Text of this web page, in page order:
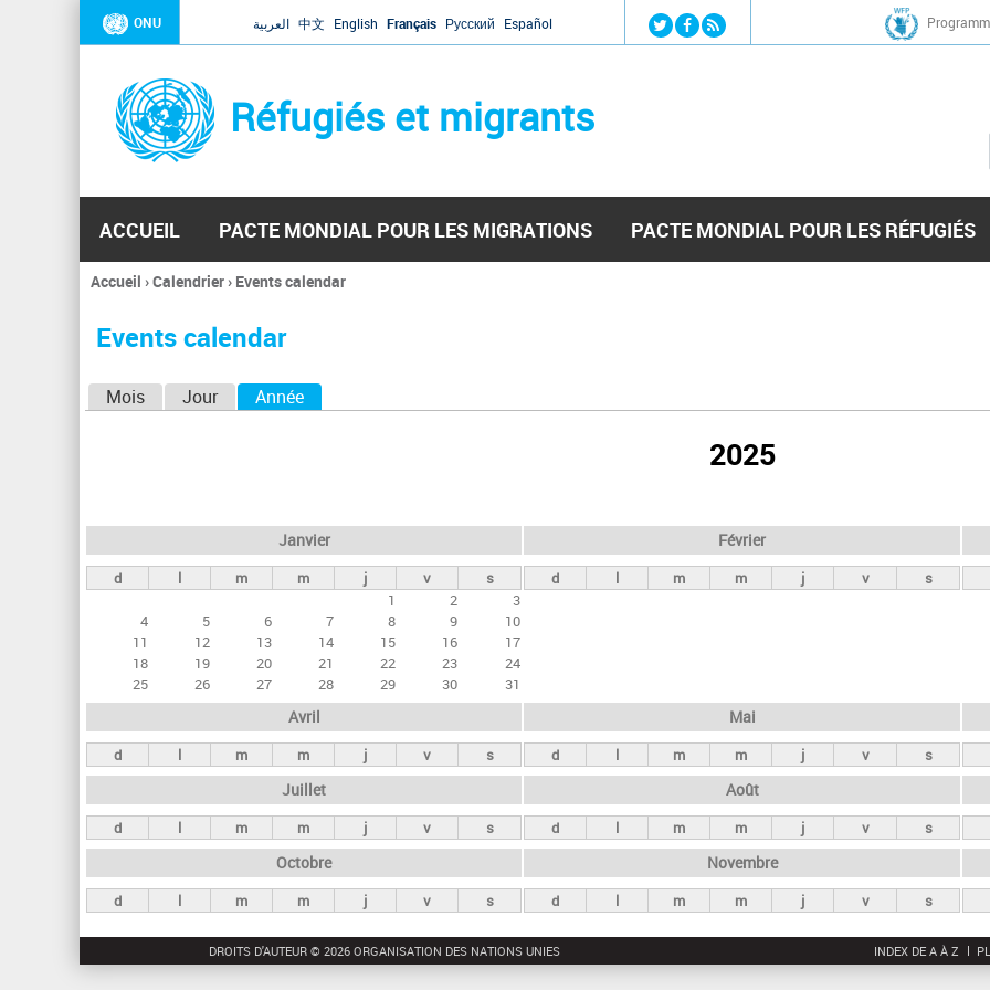
Jump to navigation
ONU العربية 中文 English Français Русский Español
Réfugiés et migrants
ACCUEIL PACTE MONDIAL POUR LES MIGRATIONS PACTE MONDIAL POUR LES RÉFUGIÉS
Vous
ici
Accueil ›Calendrier› Events calendar
Events calendar
e
t
s
n
c
i
p
a
x
Mois Jour Année
2025
Janvier
d l m m j v
s
1
2
3
4
5 6 7 8 9
10
11
12 13 14 15 16
17
18
19 20 21 22 23
24
25
26 27 28 29 30 31
Février
d l m m j v s
Avril
d l m m j v s
Mai
d l m m j v s
Juillet
d l m m j v s
Août
d l m m j v s
Octobre
d l m m j v s
Novembre
d l m m j v s
DROITS D'AUTEUR © 2026 ORGANISATION DES NATIONS UNIES INDEX DE A À Z